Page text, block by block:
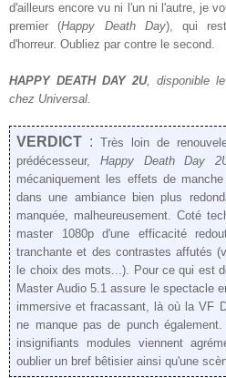
d'ailleurs encore vu ni l'un ni l'autre, je
premier (Happy Death Day), qui
d'horreur. Oubliez par contre le second.
HAPPY DEATH DAY 2U, disponible
chez Universal.
VERDICT :Très loin de
prédécesseur, Happy Death Day
mécaniquement les effets de
dans une ambiance bien plus
manquée, malheureusement. Coté
master 1080p d'une efficacité
tranchante et des contrastes affutés
le choix des mots...). Pour ce qui est
Master Audio 5.1 assure le spectacle
immersive et fracassant, là où la VF
ne manque pas de punch
insignifiants modules viennent
oublier un bref bêtisier ainsi qu'une